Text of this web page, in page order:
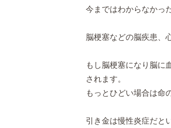
今まではわからなかっ
脳梗塞などの脳疾患、
もし脳梗塞になり脳に
されます。
もっとひどい場合は命
引き金は慢性炎症だと